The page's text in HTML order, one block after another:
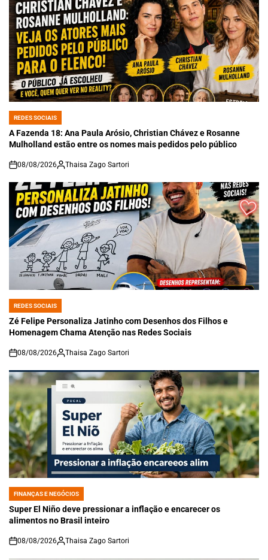
POSTED
IN
REDES SOCIAIS
A Fazenda 18: Ana Paula Arósio, Christian Chávez e Rosanne
Mulholland estão entre os nomes mais pedidos pelo público
on
08/08/2026 Thaisa Zago Sartori
POSTED
IN
REDES SOCIAIS
Zé Felipe Personaliza Jatinho com Desenhos dos Filhos e
Homenagem Chama Atenção nas Redes Sociais
on
08/08/2026 Thaisa Zago Sartori
POSTED
IN
FINANÇAS E NEGÓCIOS
Super El Niño deve pressionar a inflação e encarecer os
alimentos no Brasil inteiro
on
08/08/2026 Thaisa Zago Sartori